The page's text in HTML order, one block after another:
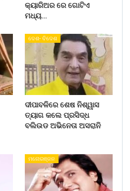
କ୍ୟାରିଅର ରେ ଗୋଟିଏ
ମଧ୍ୟ…
ଦେଶ- ବିଦେଶ
ଦୀପାବଳିରେ ଶେଷ ନିଶ୍ୱାସ
ତ୍ୟାଗ କଲେ ପ୍ରସିଦ୍ଧ
ବଲିଉଡ ଅଭିନେତା ଅସରାନି
ମନୋରଞ୍ଜନ